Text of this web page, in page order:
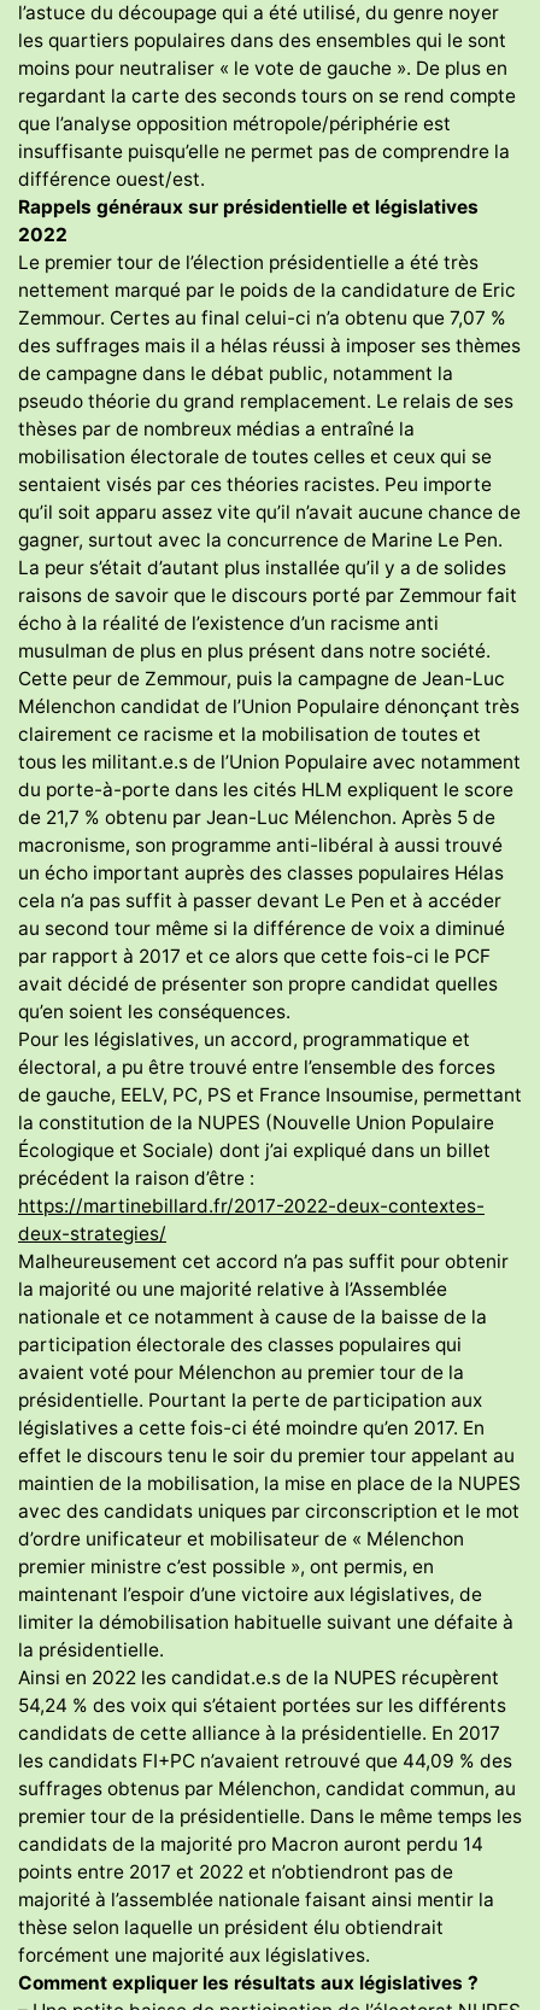
l’astuce du découpage qui a été utilisé, du genre noyer
les quartiers populaires dans des ensembles qui le sont
moins pour neutraliser « le vote de gauche ». De plus en
regardant la carte des seconds tours on se rend compte
que l’analyse opposition métropole/périphérie est
insuffisante puisqu’elle ne permet pas de comprendre la
différence ouest/est.
Rappels généraux sur présidentielle et législatives
2022
Le premier tour de l’élection présidentielle a été très
nettement marqué par le poids de la candidature de Eric
Zemmour. Certes au final celui-ci n’a obtenu que 7,07 %
des suffrages mais il a hélas réussi à imposer ses thèmes
de campagne dans le débat public, notamment la
pseudo théorie du grand remplacement. Le relais de ses
thèses par de nombreux médias a entraîné la
mobilisation électorale de toutes celles et ceux qui se
sentaient visés par ces théories racistes. Peu importe
qu’il soit apparu assez vite qu’il n’avait aucune chance de
gagner, surtout avec la concurrence de Marine Le Pen.
La peur s’était d’autant plus installée qu’il y a de solides
raisons de savoir que le discours porté par Zemmour fait
écho à la réalité de l’existence d’un racisme anti
musulman de plus en plus présent dans notre société.
Cette peur de Zemmour, puis la campagne de Jean-Luc
Mélenchon candidat de l’Union Populaire dénonçant très
clairement ce racisme et la mobilisation de toutes et
tous les militant.e.s de l’Union Populaire avec notamment
du porte-à-porte dans les cités HLM expliquent le score
de 21,7 % obtenu par Jean-Luc Mélenchon. Après 5 de
macronisme, son programme anti-libéral à aussi trouvé
un écho important auprès des classes populaires Hélas
cela n’a pas suffit à passer devant Le Pen et à accéder
au second tour même si la différence de voix a diminué
par rapport à 2017 et ce alors que cette fois-ci le PCF
avait décidé de présenter son propre candidat quelles
qu’en soient les conséquences.
Pour les législatives, un accord, programmatique et
électoral, a pu être trouvé entre l’ensemble des forces
de gauche, EELV, PC, PS et France Insoumise, permettant
la constitution de la NUPES (Nouvelle Union Populaire
Écologique et Sociale) dont j’ai expliqué dans un billet
précédent la raison d’être :
https://martinebillard.fr/2017-2022-deux-contextes-
deux-strategies/
Malheureusement cet accord n’a pas suffit pour obtenir
la majorité ou une majorité relative à l’Assemblée
nationale et ce notamment à cause de la baisse de la
participation électorale des classes populaires qui
avaient voté pour Mélenchon au premier tour de la
présidentielle. Pourtant la perte de participation aux
législatives a cette fois-ci été moindre qu’en 2017. En
effet le discours tenu le soir du premier tour appelant au
maintien de la mobilisation, la mise en place de la NUPES
avec des candidats uniques par circonscription et le mot
d’ordre unificateur et mobilisateur de « Mélenchon
premier ministre c’est possible », ont permis, en
maintenant l’espoir d’une victoire aux législatives, de
limiter la démobilisation habituelle suivant une défaite à
la présidentielle.
Ainsi en 2022 les candidat.e.s de la NUPES récupèrent
54,24 % des voix qui s’étaient portées sur les différents
candidats de cette alliance à la présidentielle. En 2017
les candidats FI+PC n’avaient retrouvé que 44,09 % des
suffrages obtenus par Mélenchon, candidat commun, au
premier tour de la présidentielle. Dans le même temps les
candidats de la majorité pro Macron auront perdu 14
points entre 2017 et 2022 et n’obtiendront pas de
majorité à l’assemblée nationale faisant ainsi mentir la
thèse selon laquelle un président élu obtiendrait
forcément une majorité aux législatives.
Comment expliquer les résultats aux législatives ?